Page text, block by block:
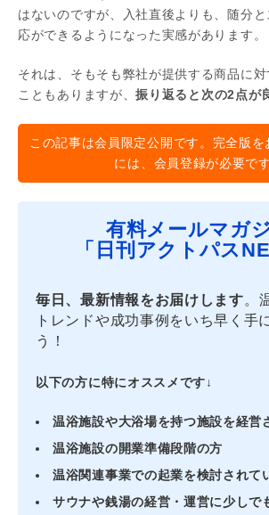
はないのですが、入社直後よりも、随分
応ができるようになった実感があります。
それは、そもそも弊社が提供する商品に
こともありますが、振り返ると次の2点が
この記事は会員限定公開です。完全版を
には、会員登録が必要です
有料メールマガ
「日刊アクトパス
毎日、最新情報をお届けします。
トレンドや成功事例をいち早く手
う！
以下の方に特にオススメです↓
温浴施設や大浴場を持つ施設を経営
温浴施設の開業準備段階の方
温浴関連事業での起業を検討されて
サウナや銭湯の経営・運営に少しで